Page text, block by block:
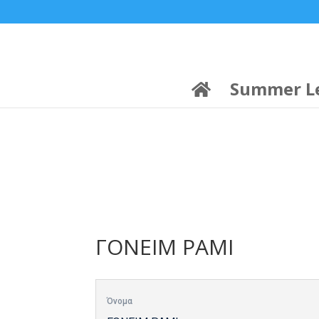
Summer League
Summer League
Summer
ΓΟΝΕΙΜ ΡΑΜΙ
Όνομα